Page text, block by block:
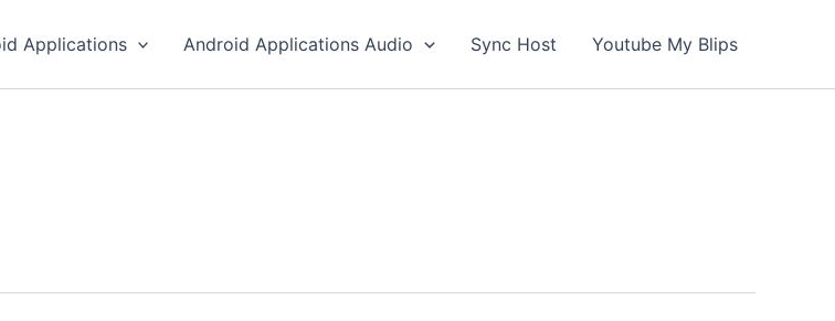
Applications Android Applications Audio Sync Host Youtube My Blips